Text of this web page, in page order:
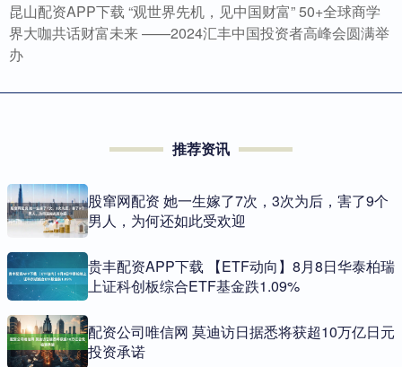
昆山配资APP下载 “观世界先机，见中国财富” 50+全球商学
界大咖共话财富未来 ——2024汇丰中国投资者高峰会圆满举
办
推荐资讯
股窜网配资 她一生嫁了7次，3次为后，害了9个
男人，为何还如此受欢迎
贵丰配资APP下载 【ETF动向】8月8日华泰柏瑞
上证科创板综合ETF基金跌1.09%
配资公司唯信网 莫迪访日据悉将获超10万亿日元
投资承诺